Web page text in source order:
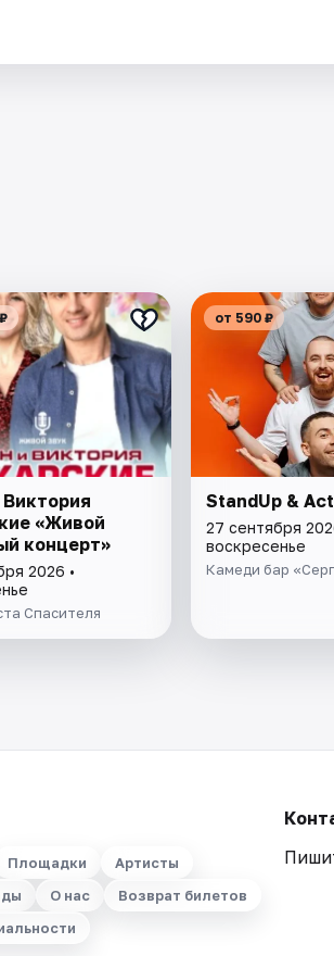
«Живой
концерт»
2026 •
Спасителя
от 590 ₽
StandUp &
27 сентября
воскресенье
Камеди бар
Площадки
Артисты
О нас
Возврат билетов